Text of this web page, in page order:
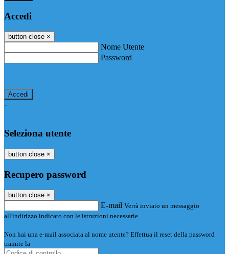
Accedi
button close ×
Nome Utente
Password
-
Seleziona utente
button close ×
Recupero password
button close ×
E-mail Verrà inviato un messaggio
all'indirizzo indicato con le istruzioni necessarie.
Non hai una e-mail associata al nome utente? Effettua il reset della password
tramite la